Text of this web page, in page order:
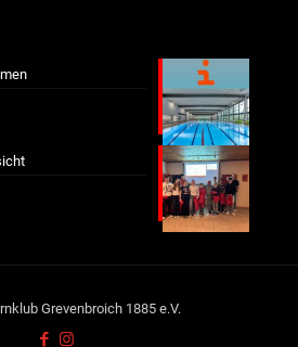
Grevenbroich 1885 e.V.